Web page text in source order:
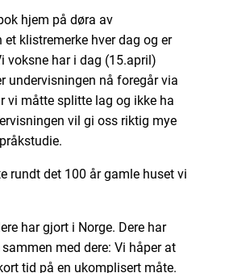
hjem på døra av
klistremerke hver dag og er
voksne har i dag (15.april)
undervisningen nå foregår via
vi måtte splitte lag og ikke ha
vil gi oss riktig mye
rundt det 100 år gamle huset vi
har gjort i Norge. Dere har
med dere: Vi håper at
tid på en ukomplisert måte.